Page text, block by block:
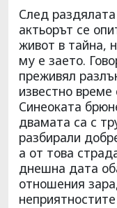
След
актьорът се
живот в тайна,
му е заето.
преживял
известно
Синеоката
двамата са с
разбирали
а от това
днешна дата
отношения